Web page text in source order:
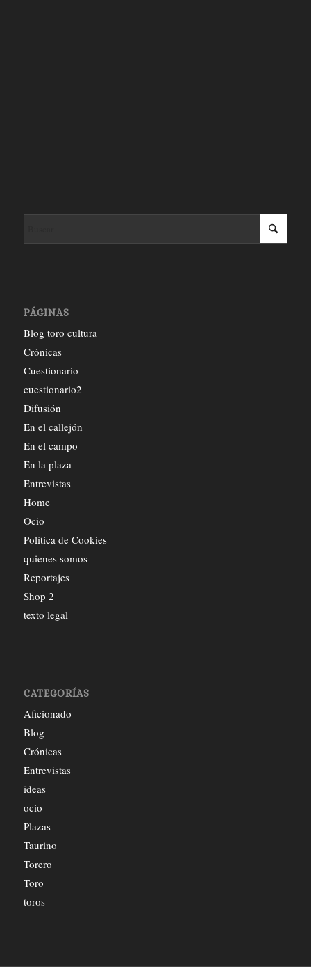
PÁGINAS
Blog toro cultura
Crónicas
Cuestionario
cuestionario2
Difusión
En el callejón
En el campo
En la plaza
Entrevistas
Home
Ocio
Política de Cookies
quienes somos
Reportajes
Shop 2
texto legal
CATEGORÍAS
Aficionado
Blog
Crónicas
Entrevistas
ideas
ocio
Plazas
Taurino
Torero
Toro
toros